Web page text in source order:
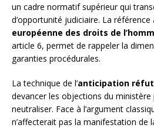
un cadre normatif supérieur qui
d’opportunité judiciaire. La référence
européenne des droits de
article 6, permet de rappeler la
garanties procédurales.
La technique de l’anticipation
devancer les objections du ministère
neutraliser. Face à l’argument
n’affecterait pas la manifestation de